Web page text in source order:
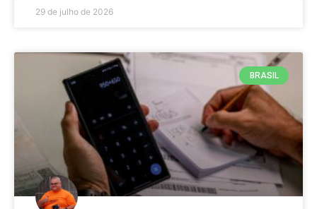
29 de julho de 2026
BRASIL